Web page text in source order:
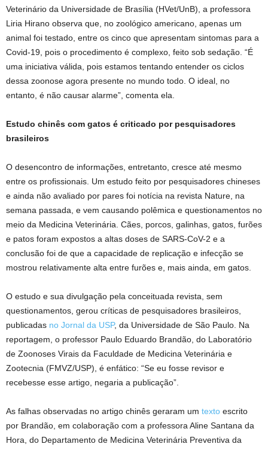
Veterinário da Universidade de Brasília (HVet/UnB), a professora
Liria Hirano observa que, no zoológico americano, apenas um
animal foi testado, entre os cinco que apresentam sintomas para a
Covid-19, pois o procedimento é complexo, feito sob sedação. “É
uma iniciativa válida, pois estamos tentando entender os ciclos
dessa zoonose agora presente no mundo todo. O ideal, no
entanto, é não causar alarme”, comenta ela.
Estudo chinês com gatos é criticado por pesquisadores
brasileiros
O desencontro de informações, entretanto, cresce até mesmo
entre os profissionais. Um estudo feito por pesquisadores chineses
e ainda não avaliado por pares foi notícia na revista Nature, na
semana passada, e vem causando polêmica e questionamentos no
meio da Medicina Veterinária. Cães, porcos, galinhas, gatos, furões
e patos foram expostos a altas doses de SARS-CoV-2 e a
conclusão foi de que a capacidade de replicação e infecção se
mostrou relativamente alta entre furões e, mais ainda, em gatos.
O estudo e sua divulgação pela conceituada revista, sem
questionamentos, gerou críticas de pesquisadores brasileiros,
publicadas no Jornal da USP, da Universidade de São Paulo. Na
reportagem, o professor Paulo Eduardo Brandão, do Laboratório
de Zoonoses Virais da Faculdade de Medicina Veterinária e
Zootecnia (FMVZ/USP), é enfático: “Se eu fosse revisor e
recebesse esse artigo, negaria a publicação”.
As falhas observadas no artigo chinês geraram um texto escrito
por Brandão, em colaboração com a professora Aline Santana da
Hora, do Departamento de Medicina Veterinária Preventiva da